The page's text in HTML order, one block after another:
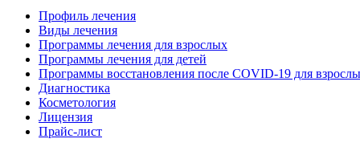
Профиль лечения
Виды лечения
Программы лечения для взрослых
Программы лечения для детей
Программы восстановления после COVID-19 для
Диагностика
Косметология
Лицензия
Прайс-лист